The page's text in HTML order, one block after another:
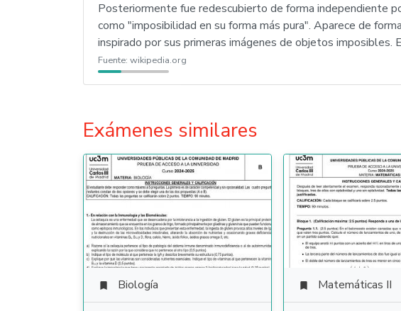
Posteriormente fue redescubierto de forma independiente
como "imposibilidad en su forma más pura". Aparece de
inspirado por sus primeras imágenes de objetos
Fuente: wikipedia.org
Exámenes similares
 Biología  Matemáticas II